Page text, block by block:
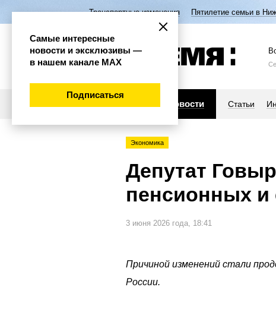
Транспортные изменения Пятилетие семьи в
Новости Статьи
Экономика
Депутат
пенсионных
3 июня 2026 года, 18:41
Причиной изменений стали
России.
Самые интересные
новости и эксклюзивы —
в нашем канале МАХ
Подписаться